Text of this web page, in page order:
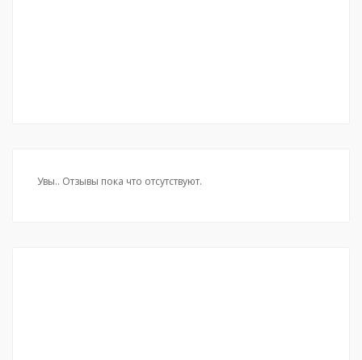
Увы.. Отзывы пока что отсутствуют.